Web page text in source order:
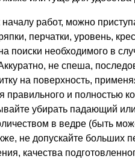
началу работ, можно
перчатки, уровень,
поиски необходимого в
не спеша,
на поверхность,
правильного и полностью
убирать падающий
в ведре (быть
не допускайте больших
качества